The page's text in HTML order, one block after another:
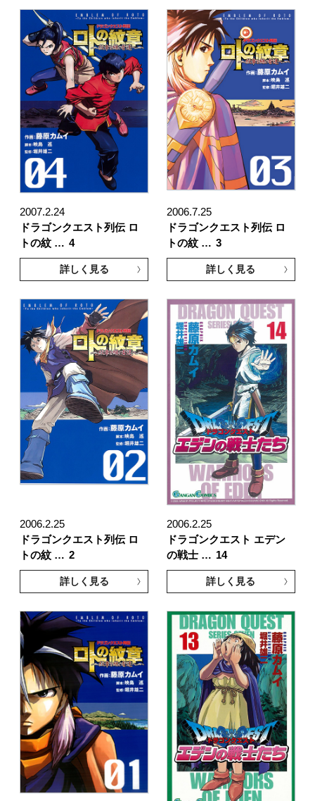
2007.2.24
ドラゴンクエスト列伝 ロ
トの紋 … 4
詳しく見る
2006.7.25
ドラゴンクエスト列伝 ロ
トの紋 … 3
詳しく見る
2006.2.25
ドラゴンクエスト列伝 ロ
トの紋 … 2
詳しく見る
2006.2.25
ドラゴンクエスト エデン
の戦士 … 14
詳しく見る